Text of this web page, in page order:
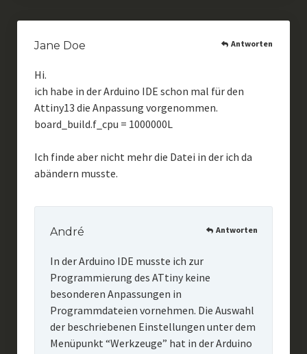
Jane Doe
Hi.
ich habe in der Arduino IDE schon mal für den
Attiny13 die Anpassung vorgenommen.
board_build.f_cpu = 1000000L
Ich finde aber nicht mehr die Datei in der ich da
abändern musste.
Antworten
André
In der Arduino IDE musste ich zur
Programmierung des ATtiny keine
besonderen Anpassungen in
Programmdateien vornehmen. Die Auswahl
der beschriebenen Einstellungen unter dem
Menüpunkt “Werkzeuge” hat in der Arduino
Antworten